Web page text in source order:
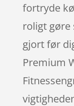
fortryde
roligt gøre
gjort før
Premium